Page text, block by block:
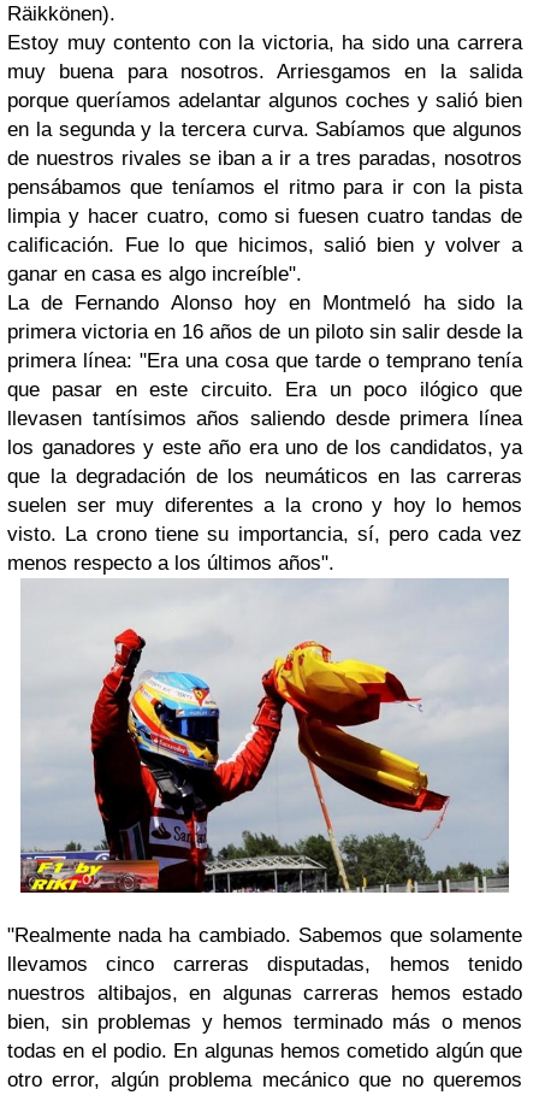
Räikkönen).
Estoy muy contento con la victoria, ha sido una carrera
muy buena para nosotros. Arriesgamos en la salida
porque queríamos adelantar algunos coches y salió bien
en la segunda y la tercera curva. Sabíamos que algunos
de nuestros rivales se iban a ir a tres paradas, nosotros
pensábamos que teníamos el ritmo para ir con la pista
limpia y hacer cuatro, como si fuesen cuatro tandas de
calificación. Fue lo que hicimos, salió bien y volver a
ganar en casa es algo increíble".
La de Fernando Alonso hoy en Montmeló ha sido la
primera victoria en 16 años de un piloto sin salir desde la
primera línea: "Era una cosa que tarde o temprano tenía
que pasar en este circuito. Era un poco ilógico que
llevasen tantísimos años saliendo desde primera línea
los ganadores y este año era uno de los candidatos, ya
que la degradación de los neumáticos en las carreras
suelen ser muy diferentes a la crono y hoy lo hemos
visto. La crono tiene su importancia, sí, pero cada vez
menos respecto a los últimos años".
"Realmente nada ha cambiado. Sabemos que solamente
llevamos cinco carreras disputadas, hemos tenido
nuestros altibajos, en algunas carreras hemos estado
bien, sin problemas y hemos terminado más o menos
todas en el podio. En algunas hemos cometido algún que
otro error, algún problema mecánico que no queremos